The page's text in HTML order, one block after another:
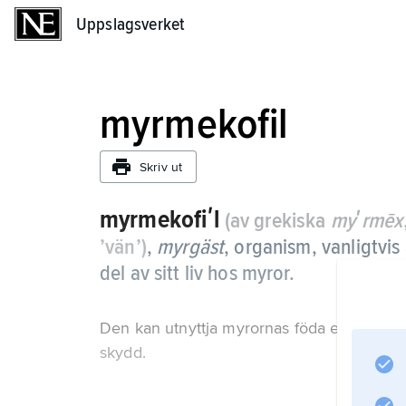
Uppslagsverket
myrmekofil
Skriv ut
myrmekofiʹl (av grekiska myʹrmēx
’vän’), myrgäst, organism,
del av sitt liv hos myror.
Den kan utnyttja myrornas föda eller
skydd.